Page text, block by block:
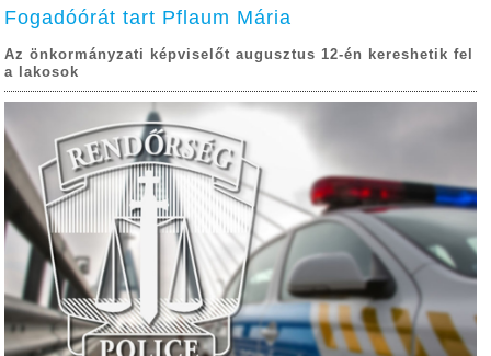
Fogadóórát tart Pflaum Mária
Az önkormányzati képviselőt augusztus 12-én kereshetik fel
a lakosok